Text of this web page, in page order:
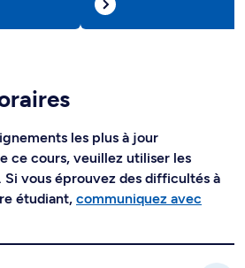
les plus à jour
ce cours, veuillez utiliser les
Si vous éprouvez des difficultés à
étudiant, communiquez avec